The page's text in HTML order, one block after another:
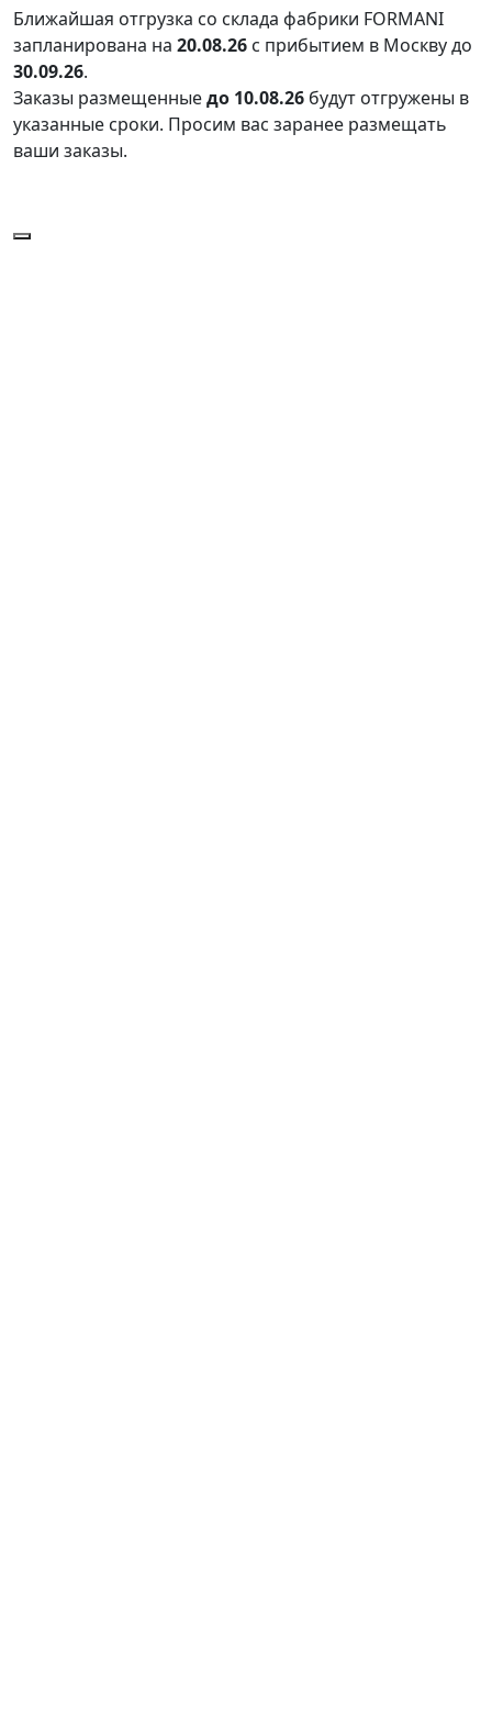
Ближайшая отгрузка со склада фабрики FORMANI
запланирована на 20.08.26 с прибытием в Москву до
30.09.26.
Заказы размещенныедо 10.08.26 будут отгружены в
указанные сроки. Просим вас заранее размещать
ваши заказы.